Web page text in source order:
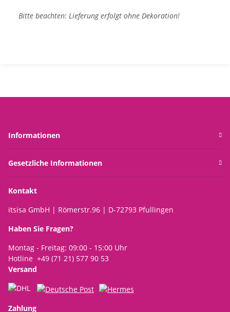
Bitte beachten: Lieferung erfolgt ohne Dekoration!
Informationen
Gesetzliche Informationen
Kontakt
itsisa GmbH | Römerstr.96 | D-72793 Pfullingen
Haben Sie Fragen?
Montag - Freitag: 09:00 - 15:00 Uhr
Hotline +49 (71 21) 577 90 53
Versand
Zahlung